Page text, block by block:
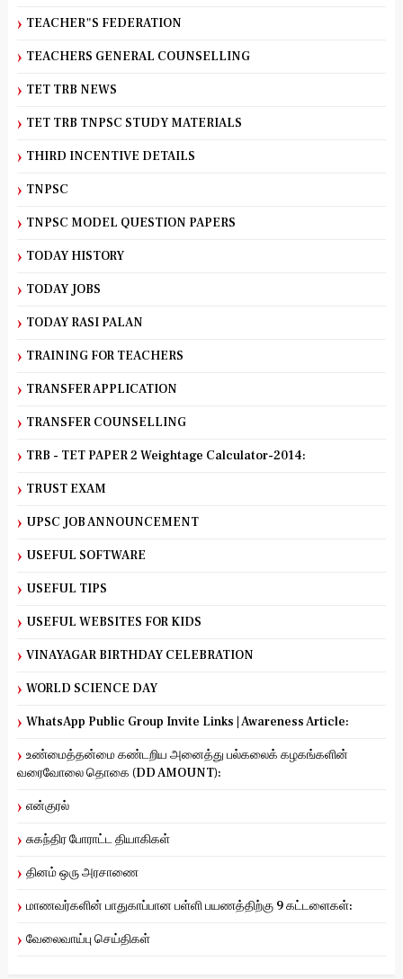
TEACHER"S FEDERATION
TEACHERS GENERAL COUNSELLING
TET TRB NEWS
TET TRB TNPSC STUDY MATERIALS
THIRD INCENTIVE DETAILS
TNPSC
TNPSC MODEL QUESTION PAPERS
TODAY HISTORY
TODAY JOBS
TODAY RASI PALAN
TRAINING FOR TEACHERS
TRANSFER APPLICATION
TRANSFER COUNSELLING
TRB - TET PAPER 2 Weightage Calculator-2014:
TRUST EXAM
UPSC JOB ANNOUNCEMENT
USEFUL SOFTWARE
USEFUL TIPS
USEFUL WEBSITES FOR KIDS
VINAYAGAR BIRTHDAY CELEBRATION
WORLD SCIENCE DAY
WhatsApp Public Group Invite Links | Awareness Article:
உண்மைத்தன்மை கண்டறிய அனைத்து பல்கலைக் கழகங்களின்
வரைவோலை தொகை (DD AMOUNT):
என்குரல்
சுகந்திர போராட்ட தியாகிகள்
தினம் ஒரு அரசாணை
மாணவர்களின் பாதுகாப்பான பள்ளி பயணத்திற்கு 9 கட்டளைகள்:
வேலைவாய்பு செய்திகள்